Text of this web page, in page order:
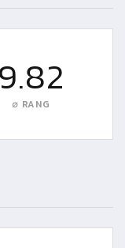
9.82
∅ RANG